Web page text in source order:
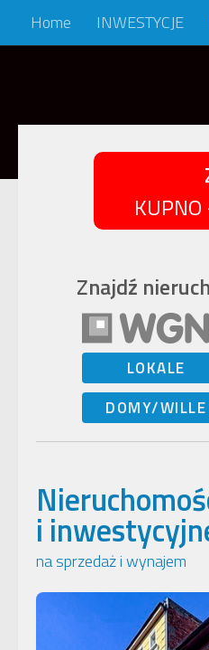
Skip to content
Home INWESTYCJE
Znajdź
LOKALE
DOMY/WILLE
i
na sprzedaż i wynajem